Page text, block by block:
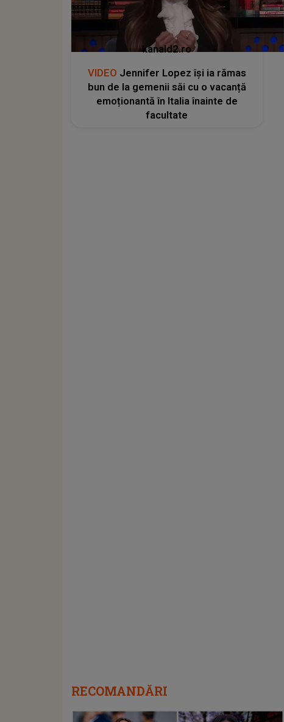
kanald2.ro
VIDEO Jennifer Lopez își ia rămas
bun de la gemenii săi cu o vacanță
emoționantă în Italia înainte de
facultate
RECOMANDĂRI